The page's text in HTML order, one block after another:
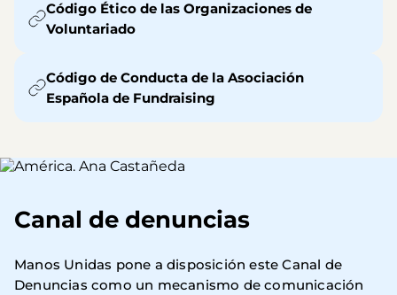
Código Ético de las Organizaciones de
Voluntariado
Código de Conducta de la Asociación
Española de Fundraising
Canal de denuncias
Manos Unidas pone a disposición este Canal de
Denuncias como un mecanismo de comunicación